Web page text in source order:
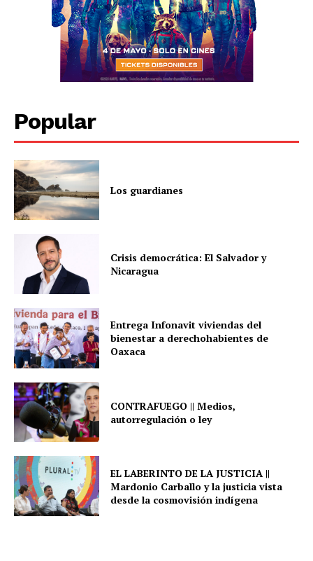
Popular
Los guardianes
Crisis democrática: El Salvador y
Nicaragua
Entrega Infonavit viviendas del
bienestar a derechohabientes de
Oaxaca
CONTRAFUEGO || Medios,
autorregulación o ley
EL LABERINTO DE LA JUSTICIA ||
Mardonio Carballo y la justicia vista
desde la cosmovisión indígena